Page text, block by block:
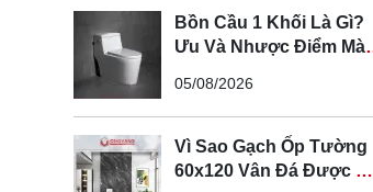
Bồn Cầu 1 Khối Là Gì?
Ưu Và Nhược Điểm Mà
05/08/2026
Vì Sao Gạch Ốp Tường
60x120 Vân Đá Được Ưa